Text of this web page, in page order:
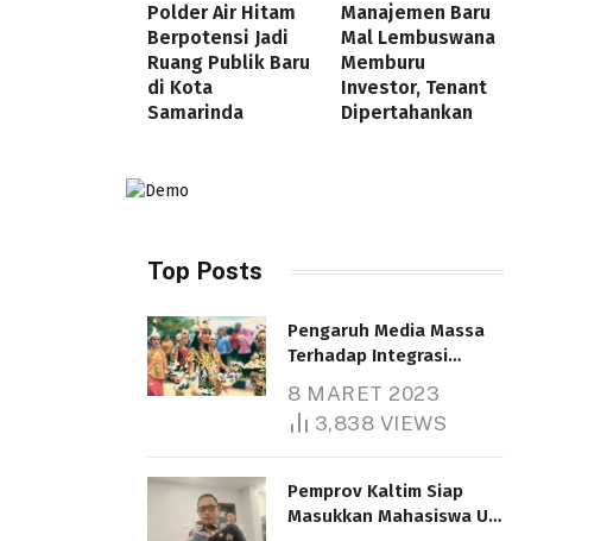
Polder Air Hitam
Berpotensi Jadi
Ruang Publik Baru
di Kota
Samarinda
Manajemen Baru
Mal Lembuswana
Memburu
Investor, Tenant
Dipertahankan
Top Posts
Pengaruh Media Massa
Terhadap Integrasi
8 MARET 2023
3,838 VIEWS
Pemprov Kaltim Siap
Masukkan Mahasiswa UT